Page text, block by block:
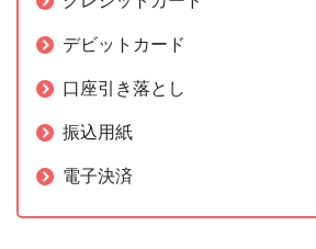
デビットカード
口座引き落とし
振込用紙
電子決済